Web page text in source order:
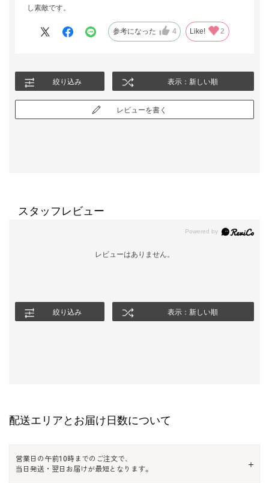
し素敵です。
参考になった 4 Like! 2
絞り込み 表示：新しい順
レビューを書く
スタッフレビュー
レビューはありません。
絞り込み 表示：新しい順
配送エリアとお届け日数について
営業日の午前10時までのご注文で、
当日発送・翌日お届けが最短となります。